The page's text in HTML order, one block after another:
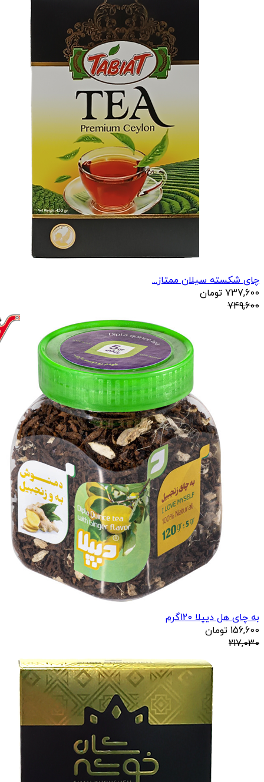
چای شکسته سیلان ممتاز...
737,600 تومان
749,600
به چای هل دیپلا 120گرم
156,600 تومان
217,030